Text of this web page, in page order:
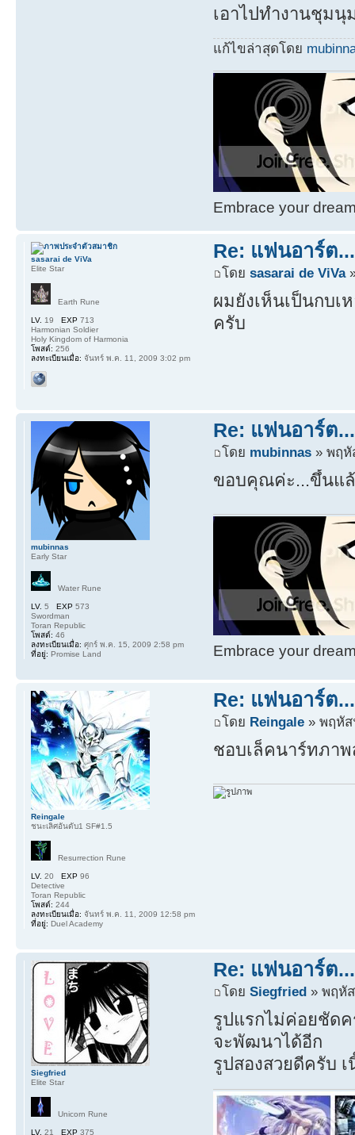
เอาไปทำงานชุมนุ
แก้ไขล่าสุดโดย
Embrace your
Re: แฟนอาร์ต
โดยsasarai de ViVa
ผมยังเห็นเป็นกบเ
ครับ
sasarai de ViVa
Elite Star
Earth Rune
LV. 19 EXP 713
Harmonian Soldier
Holy Kingdom of Harmonia
โพสต์: 256
ลงทะเบียนเมื่อ: จันทร์ พ.ค. 11, 2009 3:02 pm
Re: แฟนอาร์ต
โดย mubinnas » พฤหั
ขอบคุณค่ะ...ขึ้นแ
Embrace your
mubinnas
Early Star
Water Rune
LV. 5 EXP 573
Swordman
Toran Republic
โพสต์: 46
ลงทะเบียนเมื่อ: ศุกร์ พ.ค. 15, 2009 2:58 pm
ที่อยู่: Promise Land
Re: แฟนอาร์ต
โดย Reingale » พฤหัส
ชอบเล็คนาร์ทภาพ
Reingale
ชนะเลิศอันดับ1 SF#1.5
Resurrection Rune
LV. 20 EXP 96
Detective
Toran Republic
โพสต์: 244
ลงทะเบียนเมื่อ: จันทร์ พ.ค. 11, 2009 12:58 pm
ที่อยู่: Duel Academy
Re: แฟนอาร์ต
โดยSiegfried » พฤหั
รูปแรกไม่ค่อยชัด
จะพัฒนาได้อีก
รูปสองสวยดีครับ
Siegfried
Elite Star
Unicorn Rune
LV. 21 EXP 375